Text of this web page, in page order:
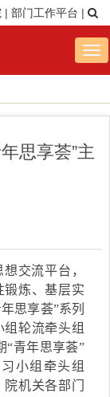
| 部门工作平台 |
思享荟”主
交流平台，
锻炼、基层实
思享荟”系列
轮流牵头组
“青年思享荟”
小组牵头组
机关各部门